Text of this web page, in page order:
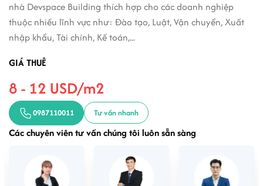
nhà Devspace Building thích hợp cho các doanh nghiệp
thuộc nhiều lĩnh vực như: Đào tạo, Luật, Vận chuyển, Xuất
nhập khẩu, Tài chính, Kế toán,...
GIÁ THUÊ
8 - 12 USD/m2
0987110011 Tư vấn nhanh
Các chuyên viên tư vấn chúng tôi luôn sẵn sàng